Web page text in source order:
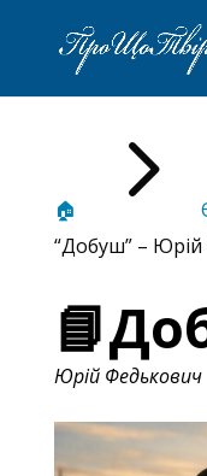
🏠 5
“Добуш” –
Юрій Федькович